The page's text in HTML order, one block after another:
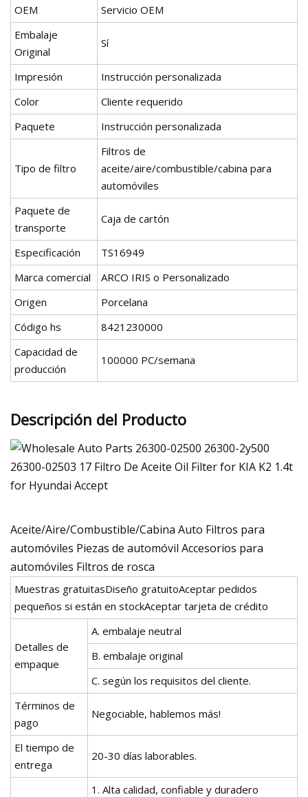
OEM
Servicio OEM
Embalaje
Original
Sí
Impresión
Instrucción personalizada
Color
Cliente requerido
Paquete
Instrucción personalizada
Tipo de filtro
Filtros de
aceite/aire/combustible/cabina para
automóviles
Paquete de
transporte
Caja de cartón
Especificación
TS16949
Marca comercial
ARCO IRIS o Personalizado
Origen
Porcelana
Código hs
8421230000
Capacidad de
producción
100000 PC/semana
Descripción del Producto
Aceite/Aire/Combustible/Cabina Auto Filtros para
automóviles Piezas de automóvil Accesorios para
automóviles Filtros de rosca
Muestras gratuitasDiseño gratuitoAceptar pedidos
pequeños si están en stockAceptar tarjeta de crédito
Detalles de
empaque
A. embalaje neutral
B. embalaje original
C. según los requisitos del cliente.
Términos de
pago
Negociable, hablemos más!
El tiempo de
entrega
20-30 días laborables.
1. Alta calidad, confiable y duradero